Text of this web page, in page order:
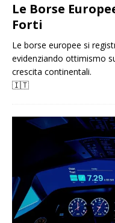
Le Borse
Forti
Le borse europee si
evidenziando ottimismo
crescita continentali.
🇮🇹